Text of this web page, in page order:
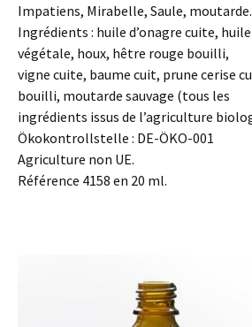
Impatiens, Mirabelle, Saule, moutarde.
Ingrédients : huile d’onagre cuite, huile
végétale, houx, hêtre rouge bouilli,
vigne cuite, baume cuit, prune cerise
bouilli, moutarde sauvage (tous les
ingrédients issus de l’agriculture
Ökokontrollstelle : DE-ÖKO-001
Agriculture non UE.
Référence 4158 en 20 ml.